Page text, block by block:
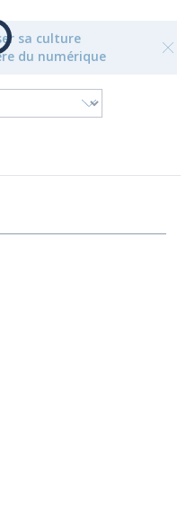
sa culture
du numérique